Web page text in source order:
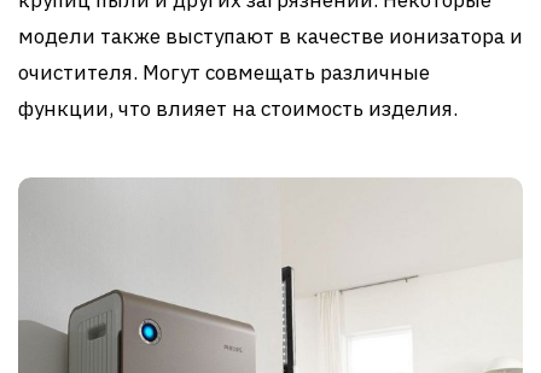
модели также выступают в качестве ионизатора и
очистителя. Могут совмещать различные
функции, что влияет на стоимость изделия.